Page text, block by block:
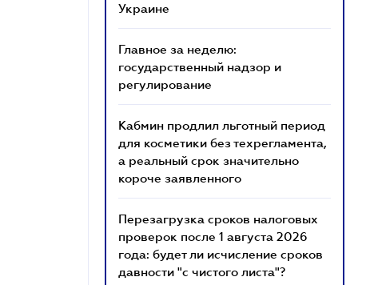
Украине
Главное за неделю:
государственный надзор и
регулирование
Кабмин продлил льготный период
для косметики без техрегламента,
а реальный срок значительно
короче заявленного
Перезагрузка сроков налоговых
проверок после 1 августа 2026
года: будет ли исчисление сроков
давности "с чистого листа"?